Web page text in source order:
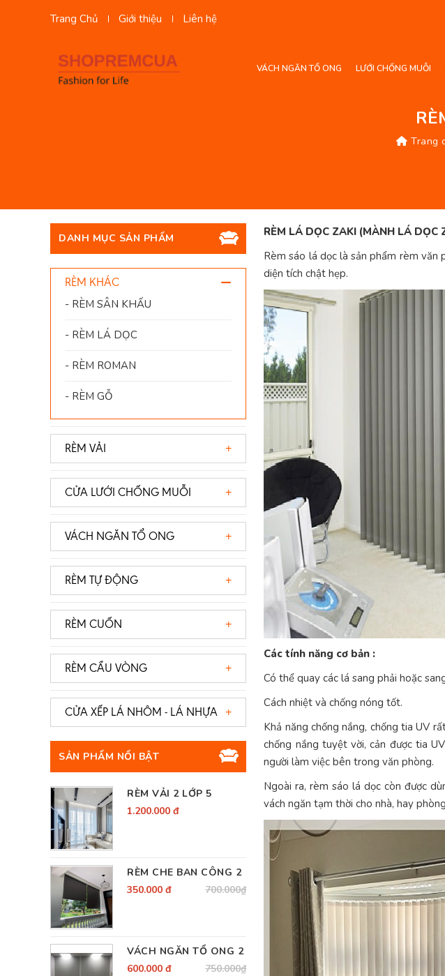
Trang Chủ Giới thiệu Liên hệ
VÁCH NGĂN TỔ ONG LƯỚI CHỐNG MUỖI
Trang
DANH MỤC SẢN PHẨM
RÈM KHÁC
- RÈM SÂN KHẤU
- RÈM LÁ DỌC
- RÈM ROMAN
- RÈM GỖ
RÈM VẢI
- RÈM VẢI VOAN
- RÈM VẢI PHÒNG KHÁCH
- RÈM VẢI PHÒNG NGỦ
- RÈM VẢI CAO CẤP CHÂU ÂU
CỬA LƯỚI CHỐNG MUỖI
VÁCH NGĂN TỔ ONG
RÈM TỰ ĐỘNG
- RÈM ROMAN TỰ ĐỘNG
- RÈM GỖ TỰ ĐỘNG
- RÈM CẦU VÒNG TỰ ĐỘNG
- RÈM CUỐN TỰ ĐỘNG
- RÈM VẢI TỰ ĐỘNG
RÈM CUỐN
- RÈM CUỐN LƯỚI
- RÈM CUỐN IN TRANH
- RÈM CUỐN TRANG CAO SU
- RÈM CUỐN TRÁNG BẠC
- RÈM TRẦN
RÈM CẦU VÒNG
CỬA XẾP LÁ NHÔM - LÁ NHỰA
SẢN PHẨM NỔI BẬT
RÈM VẢI 2 LỚP 5
1.200.000 đ
RÈM CHE BAN CÔNG 2
350.000 đ
700.000₫
VÁCH NGĂN TỔ ONG 2
600.000 đ
750.000₫
RÈM LÁ DỌC ZAKI (MÀNH LÁ DỌC
Rèm sáo lá dọc là sản phẩm rèm văn
diện tích chật hẹp.
Các tính năng cơ bản :
Có thể quay các lá sang phải hoặc
Cách nhiệt và chống nóng tốt.
Khả năng chống nắng, chống tia UV
chống nắng tuyệt vời, cản được tia
người làm việc bên trong văn phòng.
Ngoài ra, rèm sáo lá dọc còn được
vách ngăn tạm thời cho nhà, hay